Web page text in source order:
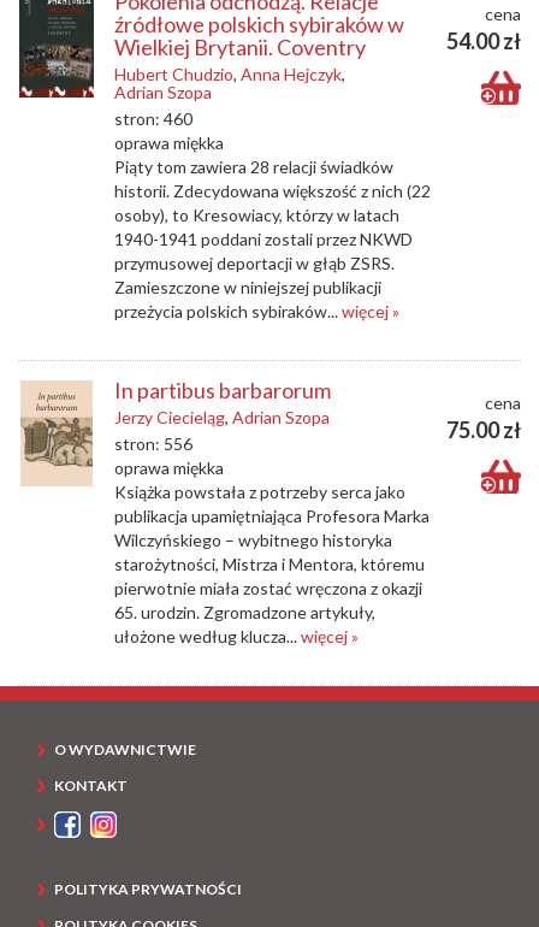
źródłowe polskich sybiraków w
Wielkiej Brytanii. Coventry
Hubert Chudzio, Anna Hejczyk,
Adrian Szopa
stron: 460
oprawa miękka
Piąty tom zawiera 28 relacji świadków
historii. Zdecydowana większość z nich (22
osoby), to Kresowiacy, którzy w latach
1940-1941 poddani zostali przez NKWD
przymusowej deportacji w głąb ZSRS.
Zamieszczone w niniejszej publikacji
przeżycia polskich sybiraków...więcej »
cena
54.00 zł
In partibus barbarorum
Jerzy Ciecieląg, Adrian Szopa
stron: 556
oprawa miękka
Książka powstała z potrzeby serca jako
publikacja upamiętniająca Profesora Marka
Wilczyńskiego – wybitnego historyka
starożytności, Mistrza i Mentora, któremu
pierwotnie miała zostać wręczona z okazji
65. urodzin. Zgromadzone artykuły,
ułożone według klucza...więcej »
cena
75.00 zł
O WYDAWNICTWIE
KONTAKT
POLITYKA PRYWATNOŚCI